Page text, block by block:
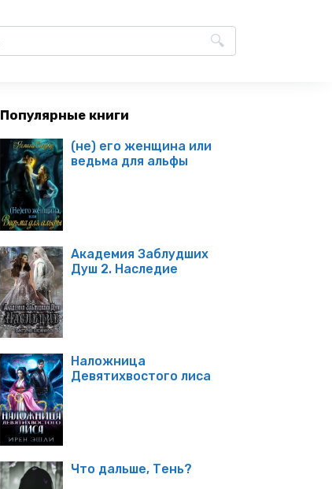
Популярные книги
(не) его женщина или
ведьма для альфы
Академия Заблудших
Душ 2. Наследие
Наложница
Девятихвостого лиса
Что дальше, Тень?